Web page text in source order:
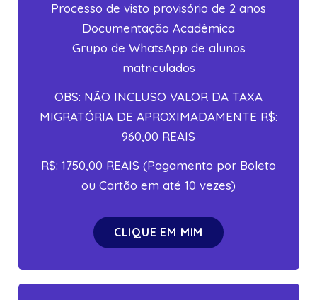
Processo de visto provisório de 2 anos
Documentação Acadêmica
Grupo de WhatsApp de alunos
matriculados
OBS: NÃO INCLUSO VALOR DA TAXA
MIGRATÓRIA DE APROXIMADAMENTE R$:
960,00 REAIS
R$: 1750,00 REAIS (Pagamento por Boleto
ou Cartão em até 10 vezes)
CLIQUE EM MIM